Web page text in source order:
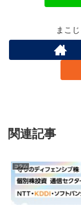
まこ
関連記事
コラム